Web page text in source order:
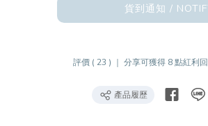
貨到通知 /
評價 ( 23 ) ｜分享可獲得 8 點紅利
產品履歷